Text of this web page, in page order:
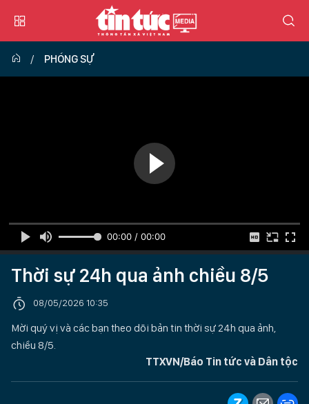
PHÓNG SỰ
00:00 / 00:00
Thời sự 24h qua ảnh chiều 8/5
08/05/2026 10:35
Mời quý vị và các bạn theo dõi bản tin thời sự 24h qua ảnh,
chiều 8/5.
TTXVN/Báo Tin tức và Dân tộc